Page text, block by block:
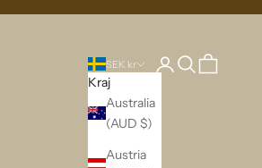
SEK kr
Kraj
Australia
(AUD $)
Austria
Zaloguj się
SzukajKoszyk